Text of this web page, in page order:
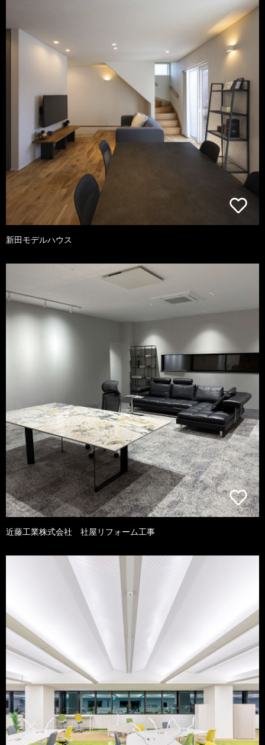
新田モデルハウス
近藤工業株式会社 社屋リフォーム工事